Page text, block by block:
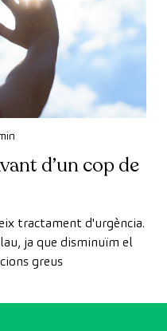
d’un cop de
tractament d'urgència.
ja que disminuïm el
greus